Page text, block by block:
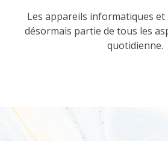
Les appareils informatiques
désormais partie de tous les
quotidienne.